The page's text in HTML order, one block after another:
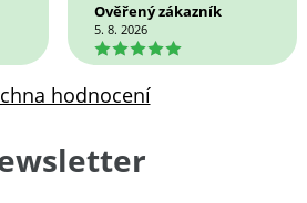
Ověřený zákazník
5. 8. 2026
5
hodnocení